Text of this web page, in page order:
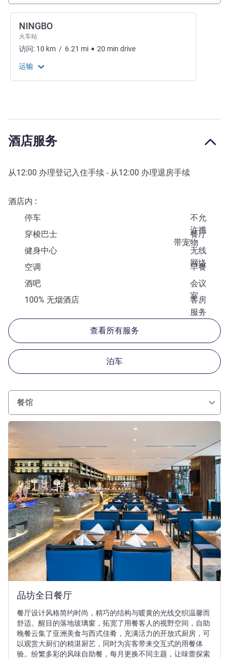
NINGBO
火车站
访问: 10 km / 6.21 mi 20 min drive
运输
酒店服务
从12:00 办理登记入住手续 - 从12:00 办理退房手续
酒店内
停车
不允
许携
带宠物
穿梭巴士
餐厅
健身中心
无线
网络
空调
早餐
酒吧
会议
室
100% 无烟酒店
客房
服务
查看所有服务
泊车
餐馆
品坊全日餐厅
请参阅详情
餐厅设计风格简约时尚，精巧的结构与暖黄的光线交织温馨而
舒适。醒目的落地玻璃窗，拓宽了用餐客人的视野空间，自助
晚餐云集了亚洲美食与西式佳肴，充满活力的开放式厨房，可
以观赏大厨们的精湛厨艺，同时为宾客带来交互式的用餐体
验。纷繁多彩的风味自助餐，每月更换不同主题，让味蕾探索